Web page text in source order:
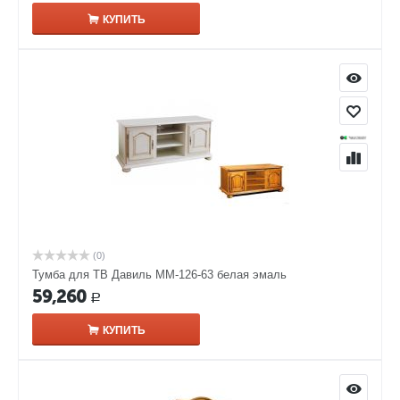
КУПИТЬ
(0)
Тумба для ТВ Давиль ММ-126-63 белая эмаль
59,260 Р
КУПИТЬ